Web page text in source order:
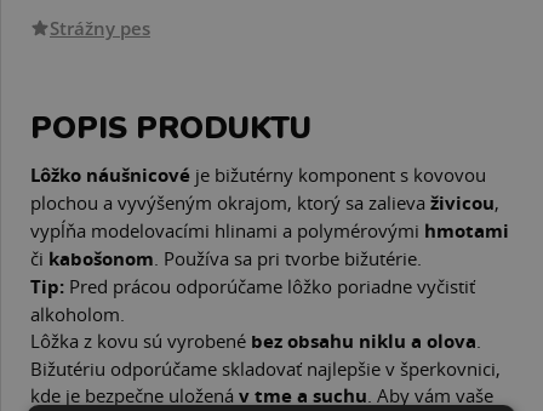
Strážny pes
POPIS PRODUKTU
Lôžko náušnicové je bižutérny komponent s kovovou
plochou a vyvýšeným okrajom, ktorý sa zalieva živicou,
vypĺňa modelovacími hlinami a polymérovými hmotami
či kabošonom. Používa sa pri tvorbe bižutérie.
Tip: Pred prácou odporúčame lôžko poriadne vyčistiť
alkoholom.
Lôžka z kovu sú vyrobené bez obsahu niklu a olova.
Bižutériu odporúčame skladovať najlepšie v šperkovnici,
kde je bezpečne uložená v tme a suchu. Aby vám vaše